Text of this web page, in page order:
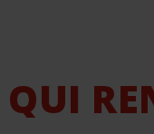
QUI